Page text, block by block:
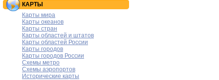
КАРТЫ
Карты мира
Карты океанов
Карты стран
Карты областей и штатов
Карты областей России
Карты городов
Карты городов России
Схемы метро
Схемы аэропортов
Исторические карты